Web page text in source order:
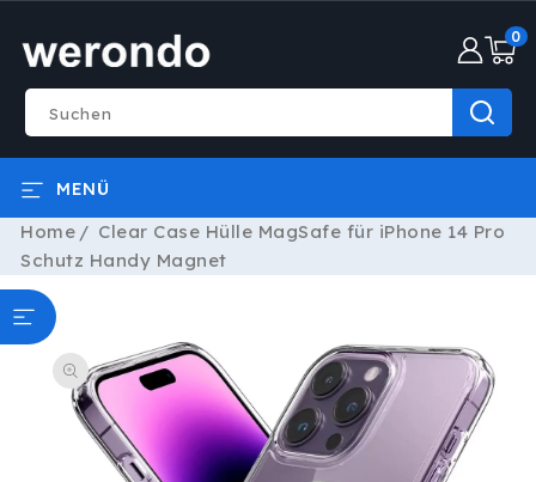
DIREKT
INHALT
Suchen
0
MENÜ
Home
Clear Case Hülle MagSafe für iPhone 14 Pro
Schutz Handy Magnet